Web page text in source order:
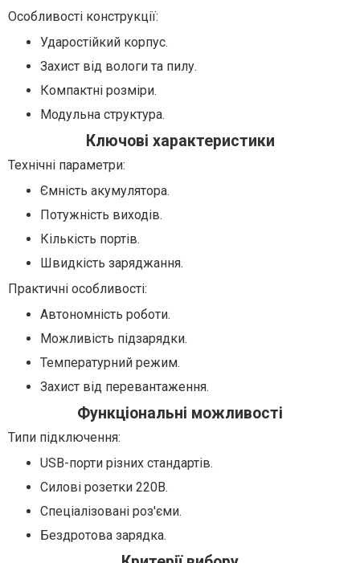
Особливості конструкції:
Ударостійкий корпус.
Захист від вологи та пилу.
Компактні розміри.
Модульна структура.
Ключові характеристики
Технічні параметри:
Ємність акумулятора.
Потужність виходів.
Кількість портів.
Швидкість заряджання.
Практичні особливості:
Автономність роботи.
Можливість підзарядки.
Температурний режим.
Захист від перевантаження.
Функціональні можливості
Типи підключення:
USB-порти різних стандартів.
Силові розетки 220В.
Спеціалізовані роз'єми.
Бездротова зарядка.